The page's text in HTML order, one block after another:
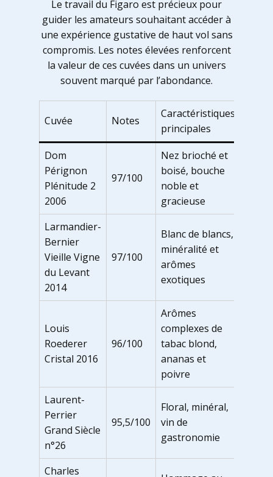
Le travail du Figaro est précieux pour
guider les amateurs souhaitant accéder à
une expérience gustative de haut vol sans
compromis. Les notes élevées renforcent
la valeur de ces cuvées dans un univers
souvent marqué par l’abondance.
Cuvée Notes
Caractéristiques
principales
Dom
Pérignon
Plénitude 2
2006
97/100
Nez brioché et
boisé, bouche
noble et
gracieuse
Larmandier-
Bernier
Vieille Vigne
du Levant
2014
97/100
Blanc de blancs,
minéralité et
arômes
exotiques
Louis
Roederer
Cristal 2016
96/100
Arômes
complexes de
tabac blond,
ananas et
poivre
Laurent-
Perrier
Grand Siècle
n°26
95,5/100
Floral, minéral,
vin de
gastronomie
Charles